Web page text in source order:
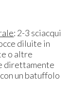
: 2-3 sciacqui
diluite in
o altre
direttamente
un batuffolo